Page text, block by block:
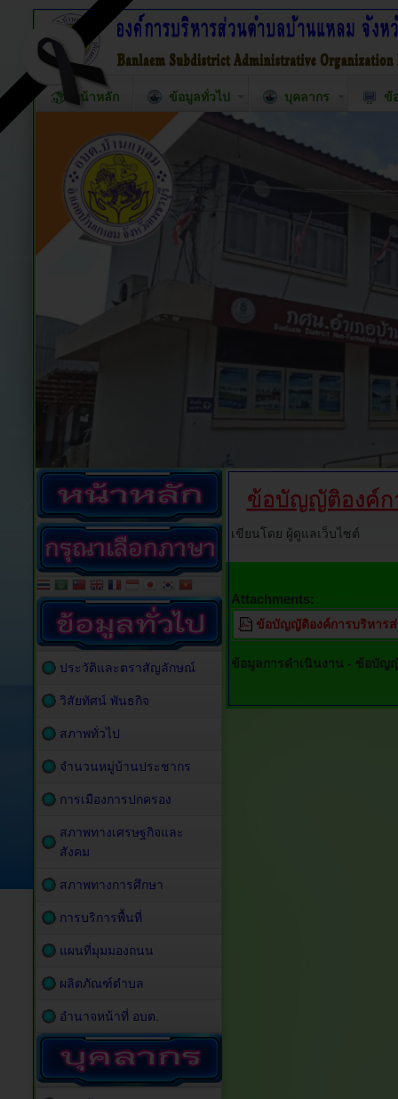
หน้าหลัก ข้อมูลทั่วไป บุคลากร ข้
ข้อบัญญัติองค์ก
เขียนโดย ผู้ดูแลเว็บไซต์
Attachments:
ข้อบัญญัติองค์การบริหาร
ข้อมูลการดำเนินงาน - ข้อบัญ
ประวัติและตราสัญลักษณ์
วิสัยทัศน์ พันธกิจ
สภาพทั่วไป
จำนวนหมู่บ้านประชากร
การเมืองการปกครอง
สภาพทางเศรษฐกิจและ
สังคม
สภาพทางการศึกษา
การบริการพื้นที่
แผนที่มุมมองถนน
ผลิตภัณฑ์ตำบล
อำนาจหน้าที่ อบต.